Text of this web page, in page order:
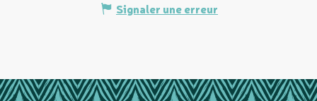
Signaler une erreur